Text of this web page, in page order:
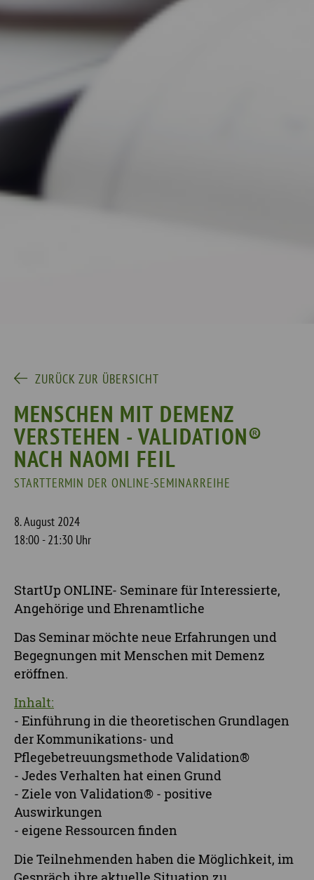
ZURÜCK ZUR ÜBERSICHT
MENSCHEN MIT DEMENZ
VERSTEHEN - VALIDATION®
NACH NAOMI FEIL
STARTTERMIN DER ONLINE-SEMINARREIHE
8. August 2024
18:00 - 21:30 Uhr
StartUp ONLINE- Seminare für Interessierte,
Angehörige und Ehrenamtliche
Das Seminar möchte neue Erfahrungen und
Begegnungen mit Menschen mit Demenz
eröffnen.
Inhalt:
- Einführung in die theoretischen Grundlagen
der Kommunikations- und
Pflegebetreuungsmethode Validation®
- Jedes Verhalten hat einen Grund
- Ziele von Validation® - positive
Auswirkungen
- eigene Ressourcen finden
Die Teilnehmenden haben die Möglichkeit, im